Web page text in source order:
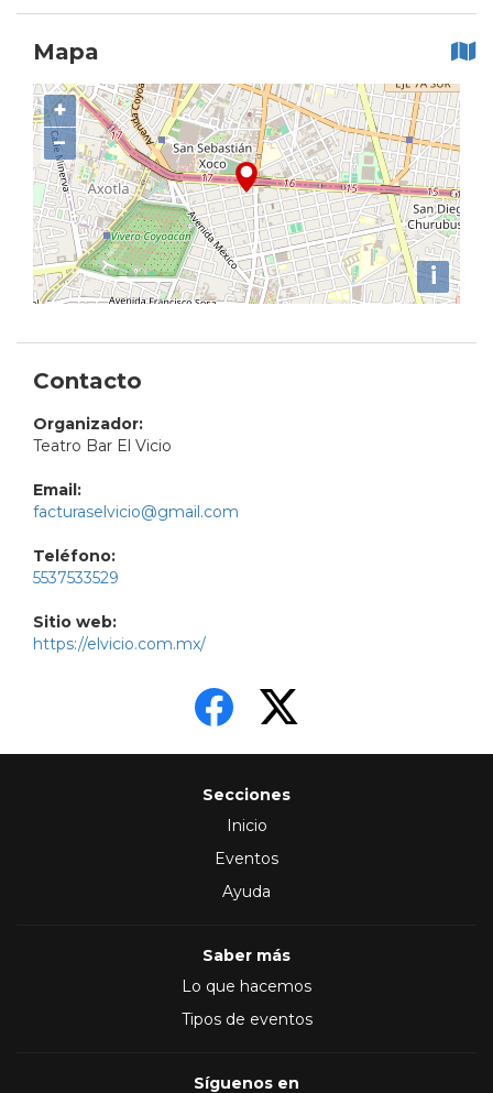
Mapa
+
−
i
Contacto
Organizador:
Teatro Bar El Vicio
Email:
facturaselvicio@gmail.com
Teléfono:
5537533529
Sitio web:
https://elvicio.com.mx/
Secciones
Inicio
Eventos
Ayuda
Saber más
Lo que hacemos
Tipos de eventos
Síguenos en